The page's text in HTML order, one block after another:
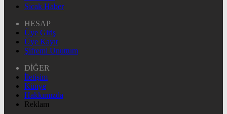
Sıcak Haber
HESAP
Üye Giriş
Üye Kayıt
Şifremi Unuttum
DİĞER
İletişim
Künye
Hakkımızda
Reklam